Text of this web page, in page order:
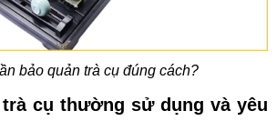
bảo quản trà cụ đúng cách?
cụ thường sử dụng và yêu